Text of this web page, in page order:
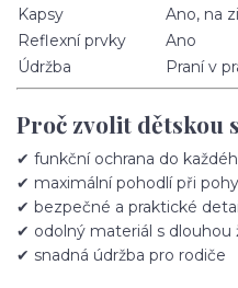
Kapsy
Ano, na
Reflexní prvky
Ano
Údržba
Praní v
Proč zvolit dětskou
✔ funkční ochrana do
✔ maximální pohodlí při
✔ bezpečné a praktické
✔ odolný materiál s dlouhou
✔ snadná údržba pro rodiče